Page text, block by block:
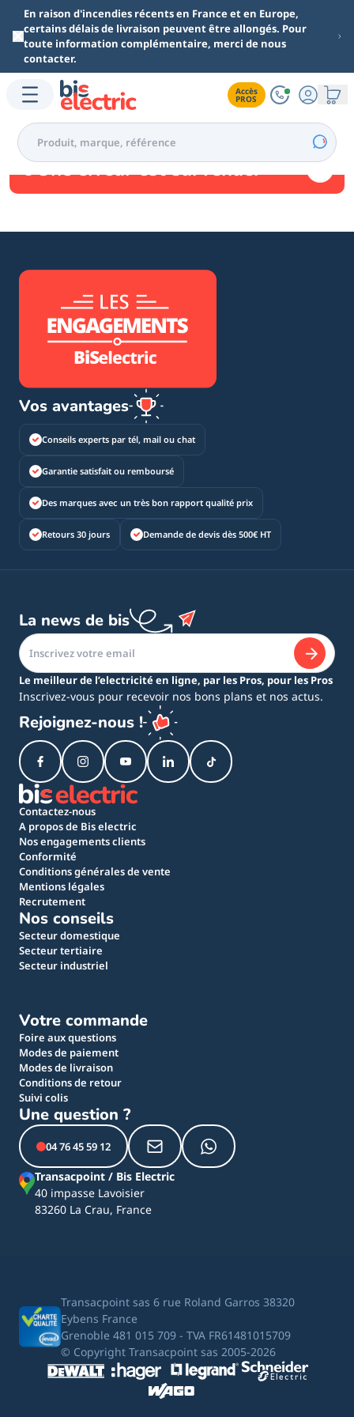
Aller au contenu principal
En raison d'incendies récents en France et en Europe,
certains délais de livraison peuvent être allongés. Pour
toute information complémentaire, merci de nous
contacter.
Accès
PROS
Une erreur est survenue.
Vos avantages
Conseils experts par tél, mail ou chat
Garantie satisfait ou remboursé
Des marques avec un très bon rapport qualité prix
Retours 30 jours Demande de devis dès 500€ HT
La news de bis
Le meilleur de l’electricité en ligne, par les Pros, pour les Pros
Inscrivez-vous pour recevoir nos bons plans et nos actus.
Rejoignez-nous !
Contactez-nous
A propos de Bis electric
Nos engagements clients
Conformité
Conditions générales de vente
Mentions légales
Recrutement
Nos conseils
Secteur domestique
Secteur tertiaire
Secteur industriel
Votre commande
Foire aux questions
Modes de paiement
Modes de livraison
Conditions de retour
Suivi colis
Une question ?
04 76 45 59 12
Transacpoint / Bis Electric
40 impasse Lavoisier
83260 La Crau, France
Transacpoint sas 6 rue Roland Garros 38320
Eybens France
Grenoble 481 015 709 - TVA FR61481015709
© Copyright Transacpoint sas 2005-2026